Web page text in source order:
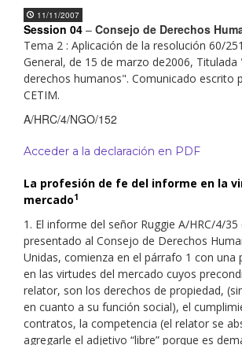
11/11/2007
Session 04 – Consejo de Derechos
Tema 2 : Aplicación de la resolución 60/
General, de 15 de marzo de2006, Titulada
derechos humanos". Comunicado escrito
CETIM.
A/HRC/4/NGO/152
Acceder a la declaración en PDF
La profesión de fe del informe en la
mercado1
1. El informe del señor Ruggie A/HRC/4/35
presentado al Consejo de Derechos
Unidas, comienza en el párrafo 1 con una
en las virtudes del mercado cuyos
relator, son los derechos de propiedad,
en cuanto a su función social), el
contratos, la competencia (el relator se
agregarle el adjetivo “libre” porque es